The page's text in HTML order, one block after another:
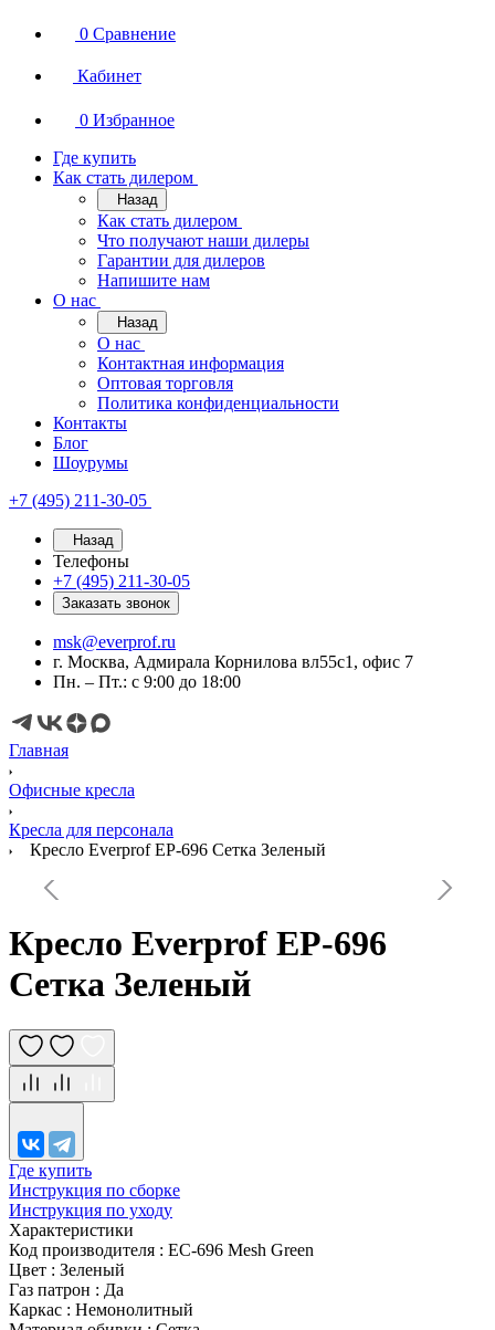
0 Сравнение
Кабинет
0 Избранное
Где купить
Как стать дилером
Назад
Как стать дилером
Что получают наши дилеры
Гарантии для дилеров
Напишите нам
О нас
Назад
О нас
Контактная информация
Оптовая торговля
Политика конфиденциальности
Контакты
Блог
Шоурумы
+7 (495) 211-30-05
Назад
Телефоны
+7 (495) 211-30-05
Заказать звонок
msk@everprof.ru
г. Москва, Адмирала Корнилова вл55с1, офис 7
Пн. – Пт.: с 9:00 до 18:00
Главная
Офисные кресла
Кресла для персонала
Кресло Everprof EP-696 Сетка Зеленый
Кресло Everprof EP-696
Сетка Зеленый
Где купить
Инструкция по сборке
Инструкция по уходу
Характеристики
Код производителя : EC-696 Mesh Green
Цвет : Зеленый
Газ патрон : Да
Каркас : Немонолитный